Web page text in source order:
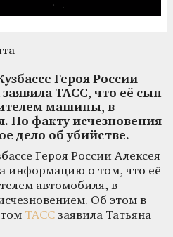
Героя России
ТАСС, что её сын
машины, в
По факту исчезновения
дело об убийстве.
Героя России Алексея
информацию о том, что её
автомобиля, в
Об этом в
ТАСС заявила Татьяна